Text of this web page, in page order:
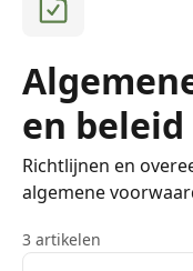
en beleid
Richtlijnen en
algemene
3 artikelen